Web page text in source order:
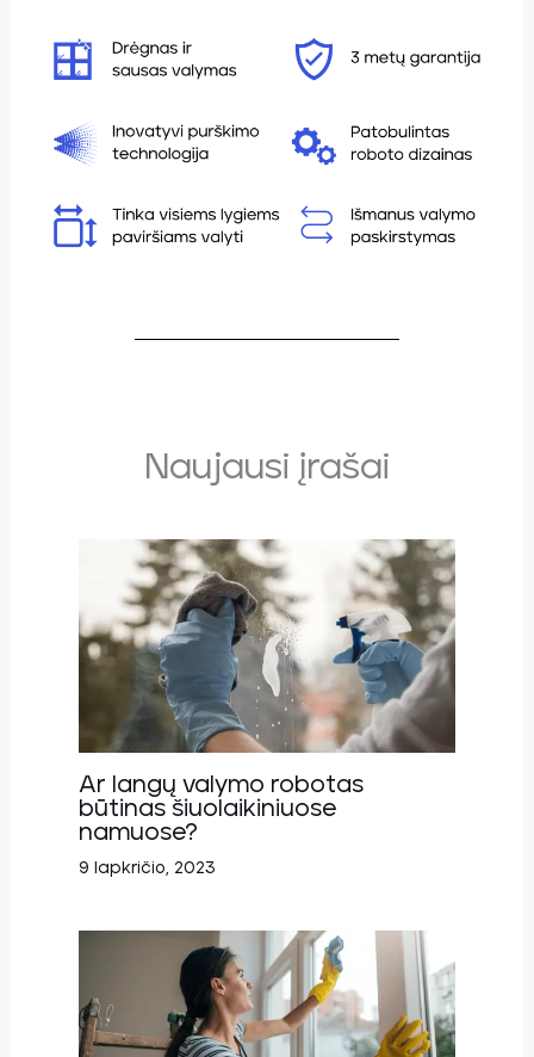
Naujausi įrašai
Ar langų valymo robotas
būtinas šiuolaikiniuose
namuose?
9 lapkričio, 2023